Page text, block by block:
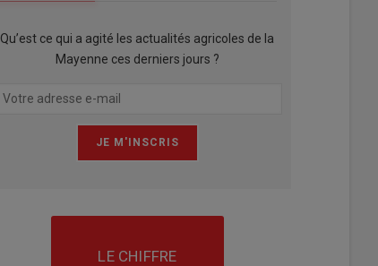
Qu’est ce qui a agité les actualités agricoles de la
Mayenne ces derniers jours ?
LE CHIFFRE